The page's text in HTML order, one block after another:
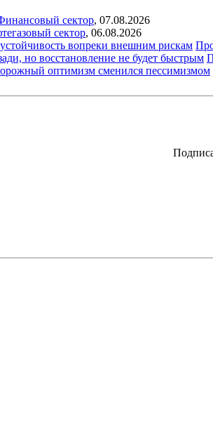
сектор, 07.08.2026
сектор, 06.08.2026
вопреки внешним рискам
но восстановление не будет быстрым
оптимизм сменился пессимизмом